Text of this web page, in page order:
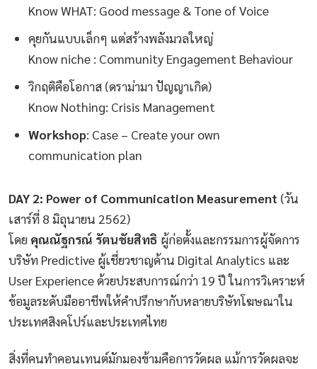
Know WHAT: Good message & Tone of Voice
คุยกันแบบเล็กๆ แต่สร้างพลังมวลใหญ่
Know niche : Community Engagement Behaviour
วิกฤติคือโอกาส (ดราม่ามา ปัญญาเกิด)
Know Nothing: Crisis Management
Workshop: Case – Create your own
communication plan
DAY 2: Power of Communication Measurement (วัน
เสาร์ที่ 8 มิถุนายน 2562)
โดย คุณณัฐกรณ์ รัตนชัยสิทธิ ผู้ก่อตั้งและกรรมการผู้จัดการ
บริษัท Predictive ผู้เชี่ยวชาญด้าน Digital Analytics และ
User Experience ด้วยประสบการณ์กว่า 19 ปี ในการวิเคราะห์
ข้อมูลระดับมืออาชีพให้คำปรึกษากับหลายบริษัทโฆษณาใน
ประเทศสิงคโปร์และประเทศไทย
สิ่งที่คนทำคอนเทนต์มักมองข้ามคือการวัดผล แม้การวัดผลจะ